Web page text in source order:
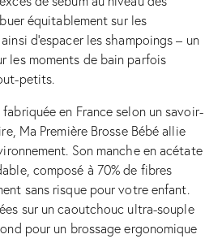
équitablement sur les
d’espacer les shampoings – un
les moments de bain parfois
petits.
en France selon un savoir-
Ma Première Brosse Bébé allie
Son manche en acétate
composé à 70% de fibres
sans risque pour votre enfant.
sur un caoutchouc ultra-souple
pour un brossage ergonomique